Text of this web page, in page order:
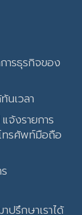
ารธุรกิจของ
นเวลา
จ้งรายการ
ทรศัพท์มือถือ
ปรึกษาเราได้